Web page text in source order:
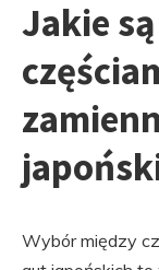
Jakie
Wybór między